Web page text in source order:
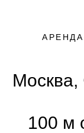
Москва,
100 м